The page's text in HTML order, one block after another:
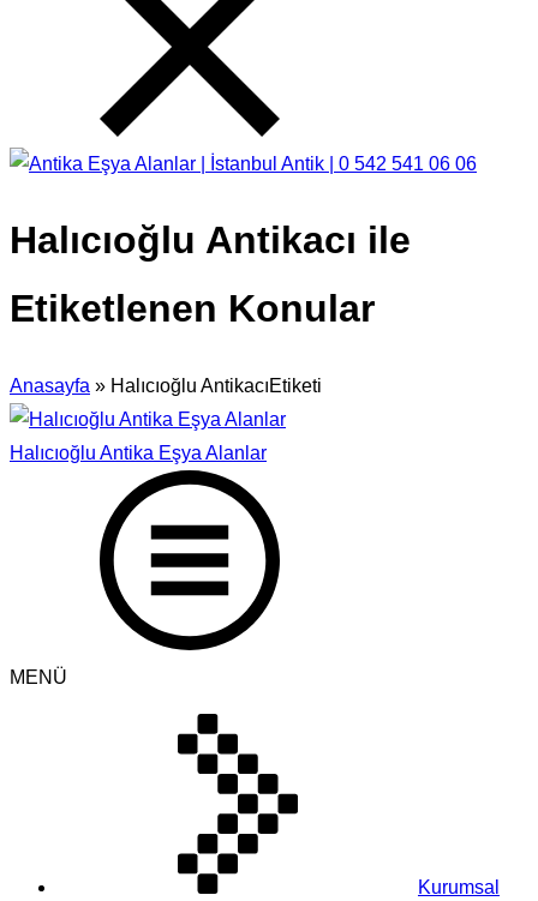
Halıcıoğlu Antikacı ile
Etiketlenen Konular
Anasayfa » Halıcıoğlu AntikacıEtiketi
Halıcıoğlu Antika Eşya Alanlar
MENÜ
Kurumsal